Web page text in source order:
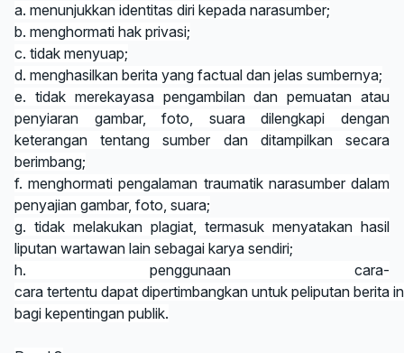
a. menunjukkan identitas diri kepada narasumber;
b. menghormati hak privasi;
c. tidak menyuap;
d. menghasilkan berita yang factual dan jelas sumbernya;
e. tidak merekayasa pengambilan dan pemuatan atau
penyiaran gambar, foto, suara dilengkapi dengan
keterangan tentang sumber dan ditampilkan secara
berimbang;
f. menghormati pengalaman traumatik narasumber dalam
penyajian gambar, foto, suara;
g. tidak melakukan plagiat, termasuk menyatakan hasil
liputan wartawan lain sebagai karya sendiri;
h. penggunaan cara-
cara tertentu dapat dipertimbangkan untuk peliputan berita
bagi kepentingan publik.